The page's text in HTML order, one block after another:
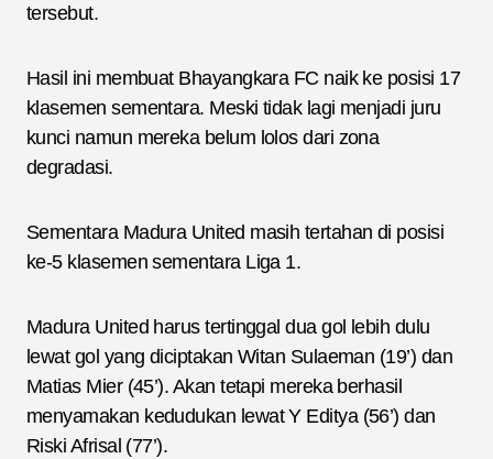
tersebut.
Hasil ini membuat Bhayangkara FC naik ke posisi 17
klasemen sementara. Meski tidak lagi menjadi juru
kunci namun mereka belum lolos dari zona
degradasi.
Sementara Madura United masih tertahan di posisi
ke-5 klasemen sementara Liga 1.
Madura United harus tertinggal dua gol lebih dulu
lewat gol yang diciptakan Witan Sulaeman (19’) dan
Matias Mier (45’). Akan tetapi mereka berhasil
menyamakan kedudukan lewat Y Editya (56’) dan
Riski Afrisal (77’).